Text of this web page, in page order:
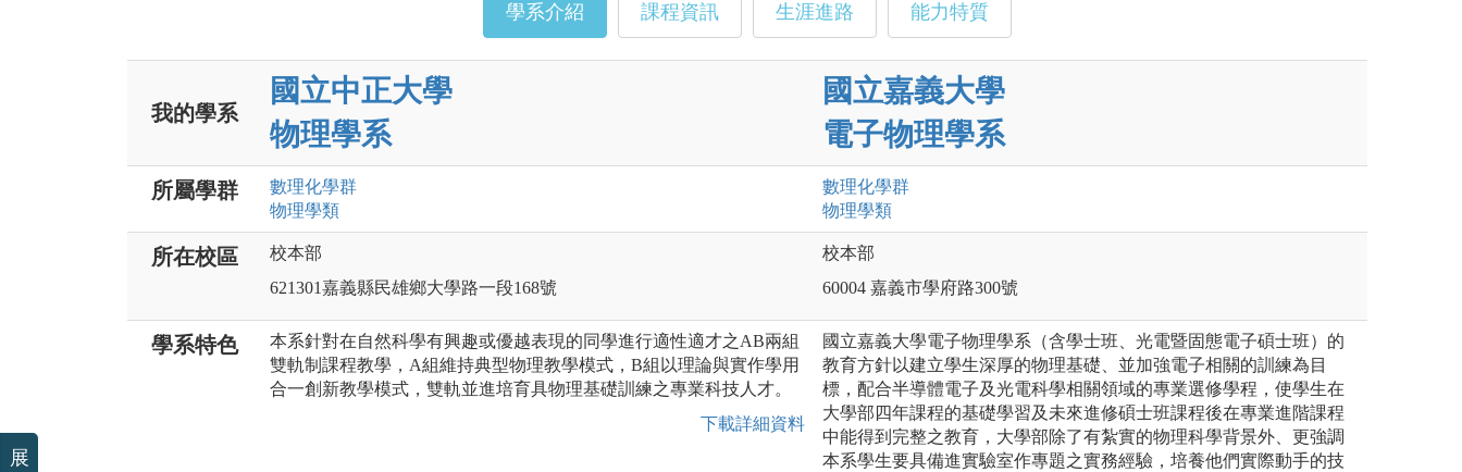
學系介紹 課程資訊 生涯進路 能力特質
我的學系
國立中正大學
物理學系
國立嘉義大學
電子物理學系
所屬學群 數理化學群
物理學類
數理化學群
物理學類
所在校區
校本部
621301嘉義縣民雄鄉大學路一段168號
校本部
60004 嘉義市學府路300號
學系特色
本系針對在自然科學有興趣或優越表現的同學進行適性適才之AB兩組
雙軌制課程教學，A組維持典型物理教學模式，B組以理論與實作學用
合一創新教學模式，雙軌並進培育具物理基礎訓練之專業科技人才。
下載詳細資料
國立嘉義大學電子物理學系（含學士班、光電暨固態電子碩士班）的
教育方針以建立學生深厚的物理基礎、並加強電子相關的訓練為目
標，配合半導體電子及光電科學相關領域的專業選修學程，使學生在
大學部四年課程的基礎學習及未來進修碩士班課程後在專業進階課程
中能得到完整之教育，大學部除了有紮實的物理科學背景外、更強調
本系學生要具備進實驗室作專題之實務經驗，培養他們實際動手的技
展